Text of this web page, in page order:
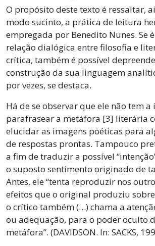
O propósito deste texto é ressaltar,
modo sucinto, a prática de leitura
empregada por Benedito Nunes. Se
relação dialógica entre filosofia e
crítica, também é possível
construção da sua linguagem
por vezes, se destaca.
Há de se observar que ele não tem a
parafrasear a metáfora [3] literária
elucidar as imagens poéticas para
de respostas prontas. Tampouco
a fim de traduzir a possível
o suposto sentimento originado de
Antes, ele “tenta reproduzir nos
efeitos que o original produziu sobre
o crítico também (…) chama a
ou adequação, para o poder oculto
metáfora”. (DAVIDSON. In: SACKS,